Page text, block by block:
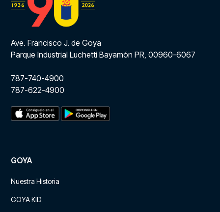
Ave. Francisco J. de Goya
Parque Industrial Luchetti Bayamón PR, 00960-6067
787-740-4900
787-622-4900
GOYA
Nuestra Historia
GOYA KID